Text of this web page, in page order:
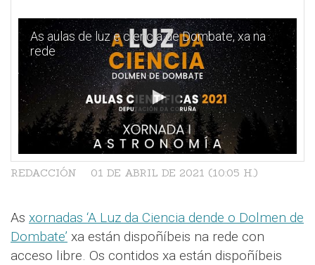
As aulas de luz e ciencia de Dombate, xa na
rede
01 DE ABRIL DE 2021 (10:05 H.)
REDACCIÓN
As xornadas ‘A Luz da Ciencia dende o Dolmen de
Dombate’ xa están dispoñíbeis na rede con
acceso libre. Os contidos xa están dispoñíbeis